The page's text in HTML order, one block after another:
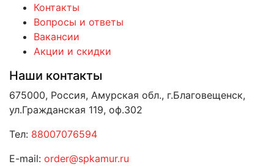
Контакты
Вопросы и ответы
Вакансии
Акции и скидки
Наши контакты
675000, Россия, Амурская обл., г.Благовещенск,
ул.Гражданская 119, оф.302
Тел: 88007076594
E-mail: order@spkamur.ru